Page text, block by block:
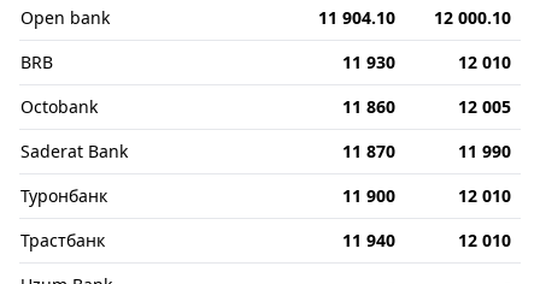
Open bank
11 904.10
12 000.10
BRB
11 930
12 010
Octobank
11 860
12 005
Saderat Bank
11 870
11 990
Туронбанк
11 900
12 010
Трастбанк
11 940
12 010